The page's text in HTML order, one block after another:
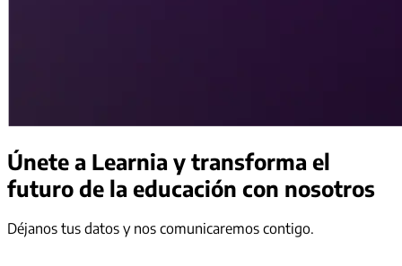
Únete a Learnia y transforma el
futuro de la educación con nosotros
Déjanos tus datos y nos comunicaremos contigo.